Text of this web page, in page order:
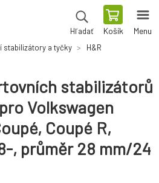
Hľadať Košík Menu
stabilizátory a tyčky
H&R
stabilizátorů
Volkswagen
Coupé R,
, průměr 28 mm/24